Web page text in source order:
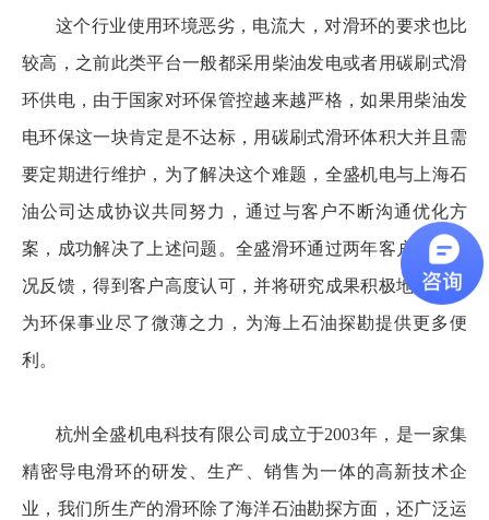
这个行业使用环境恶劣，电流大，对滑环的要求也比
较高，之前此类平台一般都采用柴油发电或者用碳刷式滑
环供电，由于国家对环保管控越来越严格，如果用柴油发
电环保这一块肯定是不达标，用碳刷式滑环体积大并且需
要定期进行维护，为了解决这个难题，全盛机电与上海石
油公司达成协议共同努力，通过与客户不断沟通优化方
案，成功解决了上述问题。全盛滑环通过两年客户使用情
况反馈，得到客户高度认可，并将研究成果积极地推广，
为环保事业尽了微薄之力，为海上石油探勘提供更多便
利。
杭州全盛机电科技有限公司成立于2003年，是一家集
精密导电滑环的研发、生产、销售为一体的高新技术企
业，我们所生产的滑环除了海洋石油勘探方面，还广泛运